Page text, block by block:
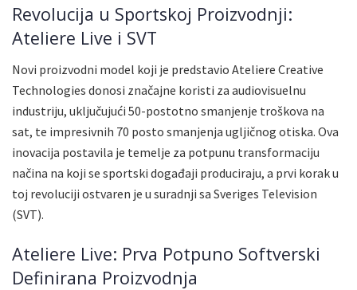
Revolucija u Sportskoj Proizvodnji:
Ateliere Live i SVT
Novi proizvodni model koji je predstavio Ateliere Creative
Technologies donosi značajne koristi za audiovisuelnu
industriju, uključujući 50-postotno smanjenje troškova na
sat, te impresivnih 70 posto smanjenja ugljičnog otiska. Ova
inovacija postavila je temelje za potpunu transformaciju
načina na koji se sportski događaji produciraju, a prvi korak u
toj revoluciji ostvaren je u suradnji sa Sveriges Television
(SVT).
Ateliere Live: Prva Potpuno Softverski
Definirana Proizvodnja